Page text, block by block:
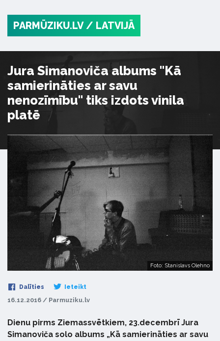
PARMŪZIKU.LV / LATVIJĀ
Jura Simanoviča albums "Kā
samierināties ar savu
nenozīmību" tiks izdots vinila
platē
Foto: Stanislavs Olehno
Dalīties Ieteikt
16.12.2016 / Parmuziku.lv
Dienu pirms Ziemassvētkiem, 23.decembrī Jura
Simanoviča solo albums „Kā samierināties ar savu